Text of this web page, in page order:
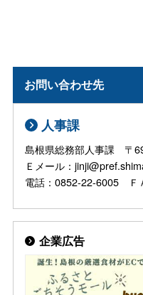
お問い合わせ先
人事課
島根県総務部人事課 〒
Ｅメール：
電話：0852-22-6005 Ｆ
企業広告